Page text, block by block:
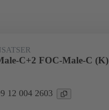
C+2 FOC-Male-C (K)
12 004 2603